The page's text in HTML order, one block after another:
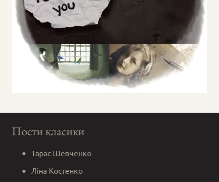
Поети класики
Тарас Шевченко
Ліна Костенко